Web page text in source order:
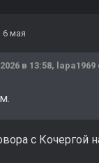
6 мая
в 13:58, lapa1969
с Кочергой